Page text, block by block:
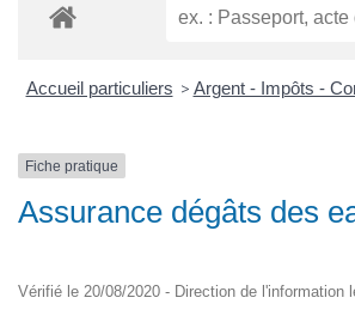
Accueil particuliers > Argent - Impôts -
Fiche pratique
Assurance dégâts des
Vérifié le 20/08/2020 - Direction de